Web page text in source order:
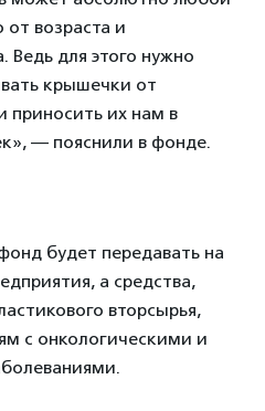
возраста и
Ведь для этого нужно
крышечки от
приносить их нам в
— пояснили в фонде.
будет передавать на
а средства,
вторсырья,
с онкологическими и